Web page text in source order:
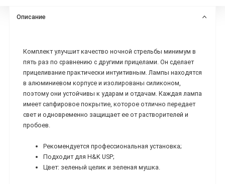
Описание
Комплект улучшит качество ночной стрельбы минимум в
пять раз по сравнению с другими прицелами. Он сделает
прицеливание практически интуитивным. Лампы находятся
в алюминиевом корпусе и изолированы силиконом,
поэтому они устойчивы к ударам и отдачам. Каждая лампа
имеет сапфировое покрытие, которое отлично передает
свет и одновременно защищает ее от растворителей и
пробоев.
Рекомендуется профессиональная установка;
Подходит для H&K USP;
Цвет: зеленый целик и зеленая мушка.